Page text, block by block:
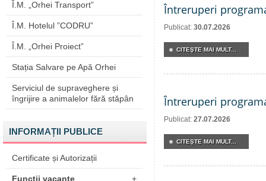
Î.M. „Orhei Transport”
Î.M. Hotelul ”CODRU”
Î.M. „Orhei Proiect”
Stația Salvare pe Apă Orhei
Serviciul de supraveghere și
îngrijire a animalelor fără stăpân
INFORMAȚII PUBLICE
Certificate și Autorizații
Funcții vacante +
Întreruperi
Publicat: 30.07.2026
CITEŞTE MAI MULT...
Întreruperi
Publicat: 27.07.2026
CITEŞTE MAI MULT...